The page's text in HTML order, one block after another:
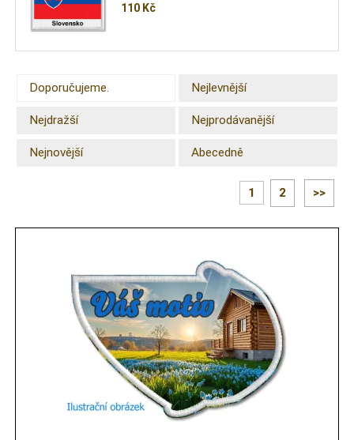
110 Kč
Doporučujeme. Nejlevnější
Nejdražší Nejprodávanější
Nejnovější Abecedně
1 2 >>